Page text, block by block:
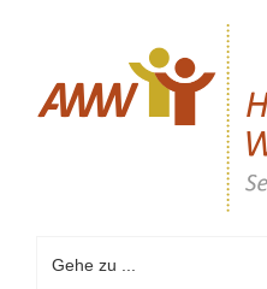
springen
Gehe zu ...